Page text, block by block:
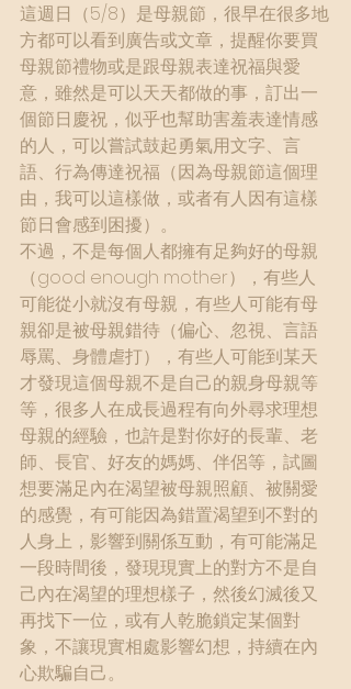
這週日（5/8）是母親節，很早在很多地
方都可以看到廣告或文章，提醒你要買
母親節禮物或是跟母親表達祝福與愛
意，雖然是可以天天都做的事，訂出一
個節日慶祝，似乎也幫助害羞表達情感
的人，可以嘗試鼓起勇氣用文字、言
語、行為傳達祝福（因為母親節這個理
由，我可以這樣做，或者有人因有這樣
節日會感到困擾）。
不過，不是每個人都擁有足夠好的母親
（good enough mother），有些人
可能從小就沒有母親，有些人可能有母
親卻是被母親錯待（偏心、忽視、言語
辱罵、身體虐打），有些人可能到某天
才發現這個母親不是自己的親身母親等
等，很多人在成長過程有向外尋求理想
母親的經驗，也許是對你好的長輩、老
師、長官、好友的媽媽、伴侶等，試圖
想要滿足內在渴望被母親照顧、被關愛
的感覺，有可能因為錯置渴望到不對的
人身上，影響到關係互動，有可能滿足
一段時間後，發現現實上的對方不是自
己內在渴望的理想樣子，然後幻滅後又
再找下一位，或有人乾脆鎖定某個對
象，不讓現實相處影響幻想，持續在內
心欺騙自己。